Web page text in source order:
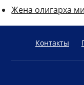
Жена олигарха
Контакты